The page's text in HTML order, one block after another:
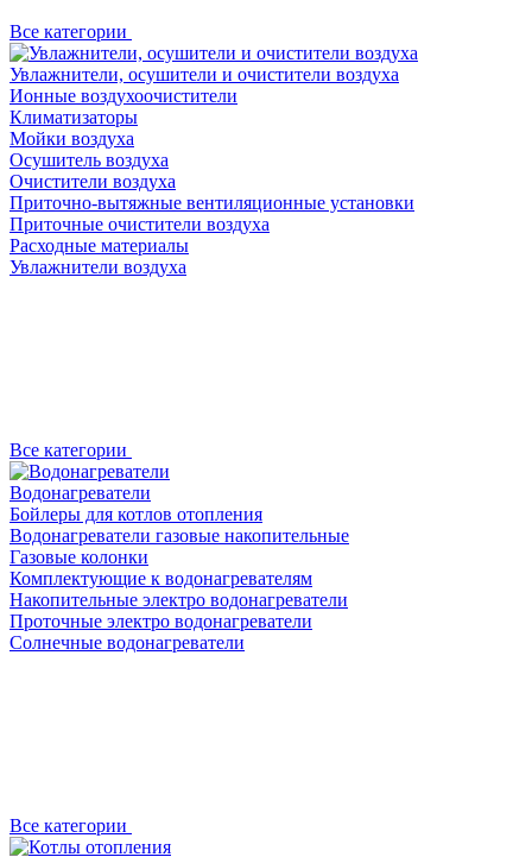
Все категории
Увлажнители, осушители и очистители воздуха
Ионные воздухоочистители
Климатизаторы
Мойки воздуха
Осушитель воздуха
Очистители воздуха
Приточно-вытяжные вентиляционные установки
Приточные очистители воздуха
Расходные материалы
Увлажнители воздуха
Все категории
Водонагреватели
Бойлеры для котлов отопления
Водонагреватели газовые накопительные
Газовые колонки
Комплектующие к водонагревателям
Накопительные электро водонагреватели
Проточные электро водонагреватели
Солнечные водонагреватели
Все категории